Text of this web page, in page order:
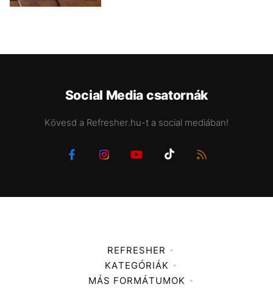
Social Media csatornák
Kövesd a Refresher.hu-t a social mediában!
REFRESHER
Médiaajánlat
KATEGÓRIÁK
Zene
MÁS FORMÁTUMOK